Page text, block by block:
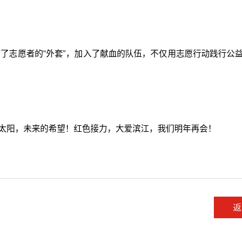
愿者的“外套”，加入了献血的队伍，不仅用志愿行动践行公
，未来的希望！红色接力，大爱滨江，我们明年再会！